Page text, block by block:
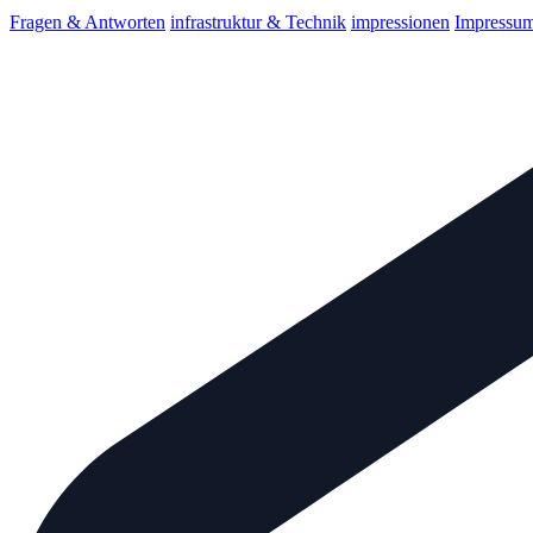
Fragen & Antworten infrastruktur & Technik impressionen